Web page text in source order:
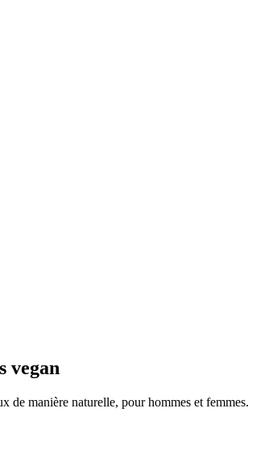
vegan
de manière naturelle, pour hommes et femmes.